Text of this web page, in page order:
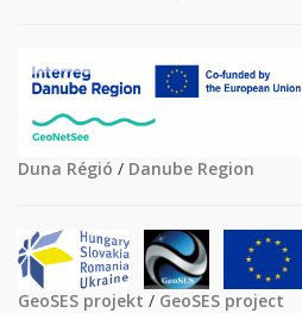
Duna Régió / Danube Region
GeoSES projekt / GeoSES project